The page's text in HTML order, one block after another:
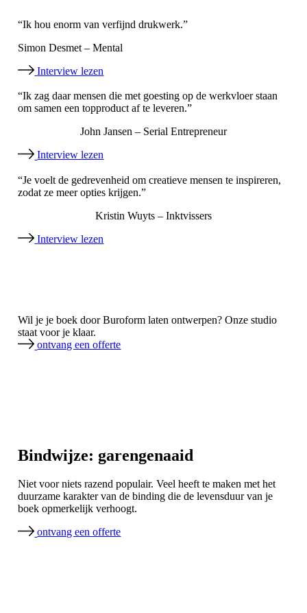
“Ik hou enorm van verfijnd drukwerk.”
Simon Desmet – Mental
Interview lezen
“Ik zag daar mensen die met goesting op de werkvloer staan
om samen een topproduct af te leveren.”
John Jansen – Serial Entrepreneur
Interview lezen
“Je voelt de gedrevenheid om creatieve mensen te inspireren,
zodat ze meer opties krijgen.”
Kristin Wuyts – Inktvissers
Interview lezen
Wil je je boek door Buroform laten ontwerpen? Onze studio
staat voor je klaar.
ontvang een offerte
Bindwijze: garengenaaid
Niet voor niets razend populair. Veel heeft te maken met het
duurzame karakter van de binding die de levensduur van je
boek opmerkelijk verhoogt.
ontvang een offerte